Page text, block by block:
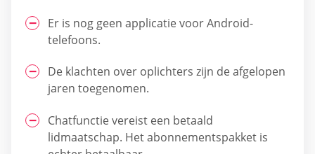
Er is nog geen applicatie voor Android-
telefoons.
De klachten over oplichters zijn de afgelopen
jaren toegenomen.
Chatfunctie vereist een betaald
lidmaatschap. Het abonnementspakket is